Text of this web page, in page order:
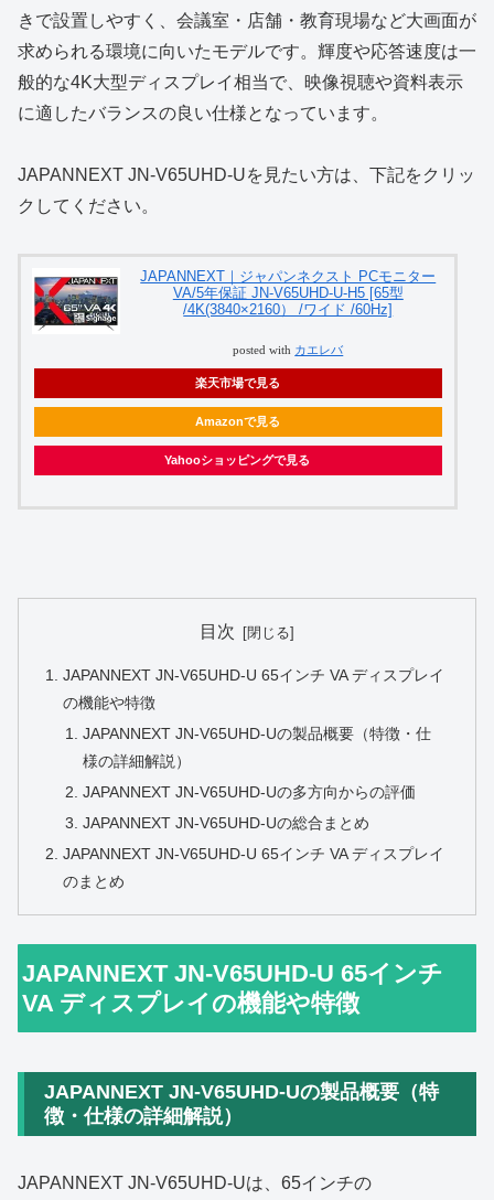
きで設置しやすく、会議室・店舗・教育現場など大画面が
求められる環境に向いたモデルです。輝度や応答速度は一
般的な4K大型ディスプレイ相当で、映像視聴や資料表示
に適したバランスの良い仕様となっています。
JAPANNEXT JN-V65UHD-Uを見たい方は、下記をクリッ
クしてください。
JAPANNEXT｜ジャパンネクスト PCモニター
VA/5年保証 JN-V65UHD-U-H5 [65型
/4K(3840×2160） /ワイド /60Hz]
posted with カエレバ
楽天市場で見る
Amazonで見る
Yahooショッピングで見る
目次
JAPANNEXT JN-V65UHD-U 65インチ VA ディスプレイ
の機能や特徴
JAPANNEXT JN‑V65UHD‑Uの製品概要（特徴・仕
様の詳細解説）
JAPANNEXT JN‑V65UHD‑Uの多方向からの評価
JAPANNEXT JN‑V65UHD‑Uの総合まとめ
JAPANNEXT JN-V65UHD-U 65インチ VA ディスプレイ
のまとめ
JAPANNEXT JN-V65UHD-U 65インチ
VA ディスプレイの機能や特徴
JAPANNEXT JN‑V65UHD‑Uの製品概要（特
徴・仕様の詳細解説）
JAPANNEXT JN‑V65UHD‑Uは、65インチの